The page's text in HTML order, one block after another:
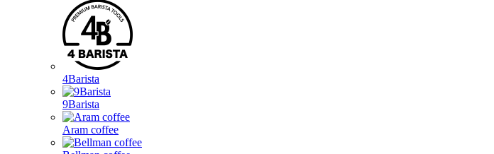
4Barista
9Barista
Aram coffee